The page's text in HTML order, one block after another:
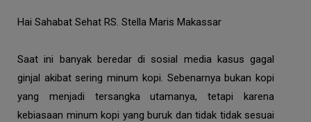
Hai Sahabat Sehat RS. Stella Maris Makassar
Saat ini banyak beredar di sosial media kasus gagal
ginjal akibat sering minum kopi. Sebenarnya bukan kopi
yang menjadi tersangka utamanya, tetapi karena
kebiasaan minum kopi yang buruk dan tidak tidak sesuai